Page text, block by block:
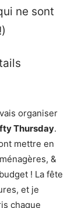
ne sont
organiser
Thursday.
mettre en
&
! La fête
et je
chaque